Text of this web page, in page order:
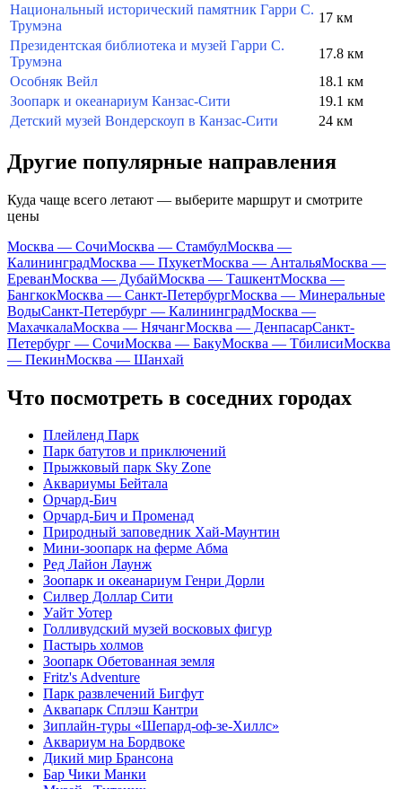
Национальный исторический памятник Гарри С.
Трумэна
17 км
Президентская библиотека и музей Гарри С.
Трумэна
17.8 км
Особняк Вейл
18.1 км
Зоопарк и океанариум Канзас-Сити
19.1 км
Детский музей Вондерскоуп в Канзас-Сити
24 км
Другие популярные направления
Куда чаще всего летают — выберите маршрут и смотрите
цены
Москва — СочиМосква — СтамбулМосква —
КалининградМосква — ПхукетМосква — АнтальяМосква —
ЕреванМосква — ДубайМосква — ТашкентМосква —
БангкокМосква — Санкт-ПетербургМосква — Минеральные
ВодыСанкт-Петербург — КалининградМосква —
МахачкалаМосква — НячангМосква — ДенпасарСанкт-
Петербург — СочиМосква — БакуМосква — ТбилисиМосква
— ПекинМосква — Шанхай
Что посмотреть в соседних городах
Плейленд Парк
Парк батутов и приключений
Прыжковый парк Sky Zone
Аквариумы Бейтала
Орчард-Бич
Орчард-Бич и Променад
Природный заповедник Хай-Маунтин
Мини-зоопарк на ферме Абма
Ред Лайон Лаунж
Зоопарк и океанариум Генри Дорли
Силвер Доллар Сити
Уайт Уотер
Голливудский музей восковых фигур
Пастырь холмов
Зоопарк Обетованная земля
Fritz's Adventure
Парк развлечений Бигфут
Аквапарк Сплэш Кантри
Зиплайн-туры «Шепард-оф-зе-Хиллс»
Аквариум на Бордвоке
Дикий мир Брансона
Бар Чики Манки